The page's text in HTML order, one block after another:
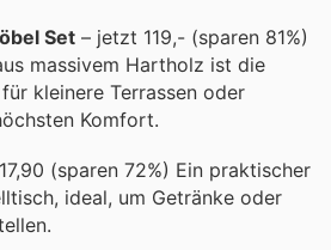
Set – jetzt 119,- (sparen 81%)
massivem Hartholz ist die
kleinere Terrassen oder
Komfort.
(sparen 72%) Ein praktischer
ideal, um Getränke oder